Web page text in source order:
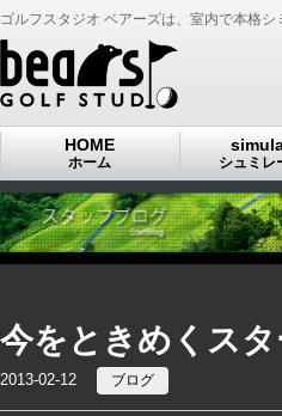
ゴルフスタジオ ベアーズは、室内で本格
HOME
ホーム シュミレ
今をときめくスタ
2013-02-12 ブログ